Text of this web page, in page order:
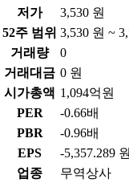
저가
3,530 원
52주 범위 3,530 원 ~
거래량
0
거래대금 0 원
시가총액 1,094억원
PER
-0.66배
PBR
-0.96배
EPS
-5,357.289 원
업종
무역상사